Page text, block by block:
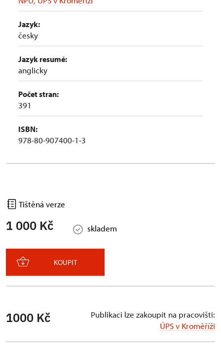
Jazyk:
česky
Jazyk resumé:
anglicky
Počet stran:
391
ISBN:
978-80-907400-1-3
Tištěná verze
1 000 Kč skladem
KOUPIT
1000 Kč
Publikaci lze zakoupit na pracovišti:
ÚPS v Kroměříži